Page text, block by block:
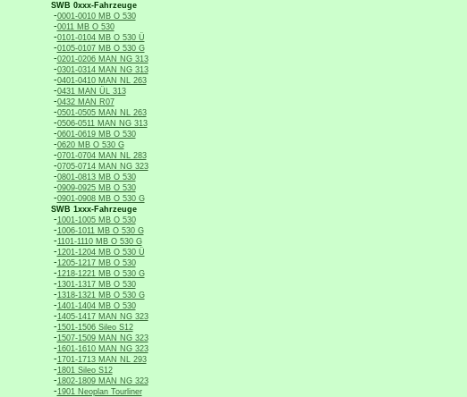
SWB 0xxx-Fahrzeuge
-0001-0010 MB O 530
-0011 MB O 530
-0101-0104 MB O 530 Ü
-0105-0107 MB O 530 G
-0201-0206 MAN NG 313
-0301-0314 MAN NG 313
-0401-0410 MAN NL 263
-0431 MAN ÜL 313
-0432 MAN R07
-0501-0505 MAN NL 263
-0506-0511 MAN NG 313
-0601-0619 MB O 530
-0620 MB O 530 G
-0701-0704 MAN NL 283
-0705-0714 MAN NG 323
-0801-0813 MB O 530
-0909-0925 MB O 530
-0901-0908 MB O 530 G
SWB 1xxx-Fahrzeuge
-1001-1005 MB O 530
-1006-1011 MB O 530 G
-1101-1110 MB O 530 G
-1201-1204 MB O 530 Ü
-1205-1217 MB O 530
-1218-1221 MB O 530 G
-1301-1317 MB O 530
-1318-1321 MB O 530 G
-1401-1404 MB O 530
-1405-1417 MAN NG 323
-1501-1506 Sileo S12
-1507-1509 MAN NG 323
-1601-1610 MAN NG 323
-1701-1713 MAN NL 293
-1801 Sileo S12
-1802-1809 MAN NG 323
-1901 Neoplan Tourliner